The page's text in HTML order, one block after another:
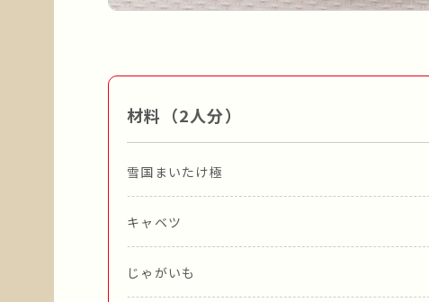
材料（2人分）
雪国まいたけ極
キャベツ
じゃがいも